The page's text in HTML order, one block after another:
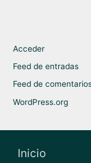
Acceder
Feed de entradas
Feed de
WordPress.org
Inicio